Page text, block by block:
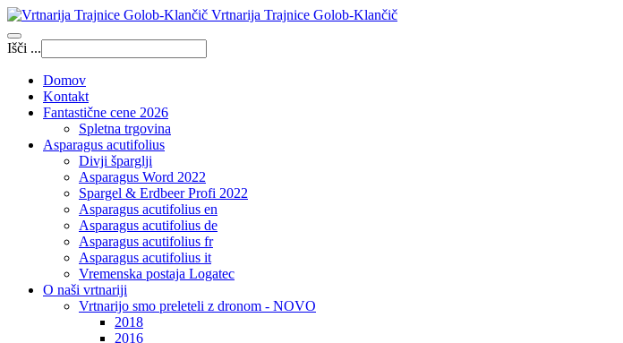
Vrtnarija Trajnice Golob-Klančič
Išči ...
Domov
Kontakt
Fantastične cene 2026
Spletna trgovina
Asparagus acutifolius
Divji šparglji
Asparagus Word 2022
Spargel & Erdbeer Profi 2022
Asparagus acutifolius en
Asparagus acutifolius de
Asparagus acutifolius fr
Asparagus acutifolius it
Vremenska postaja Logatec
O naši vrtnariji
Vrtnarijo smo preleteli z dronom - NOVO
2018
2016